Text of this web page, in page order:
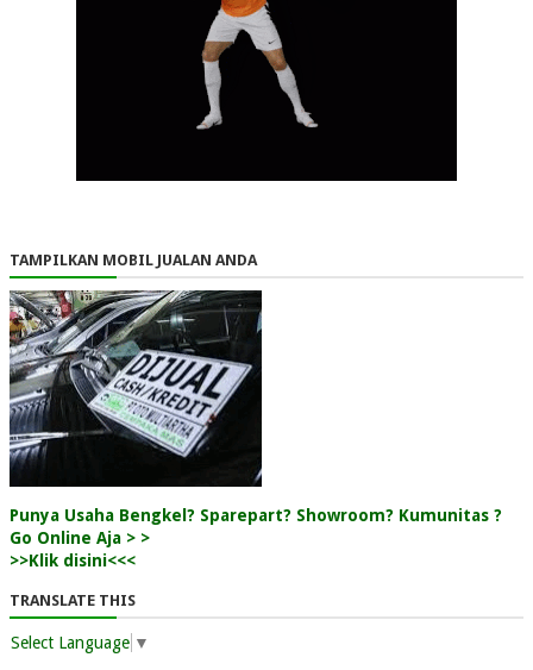
TAMPILKAN MOBIL JUALAN ANDA
Punya Usaha Bengkel? Sparepart? Showroom? Kumunitas ?
Go Online Aja > >
>>Klik disini<<<
TRANSLATE THIS
Select Language ▼